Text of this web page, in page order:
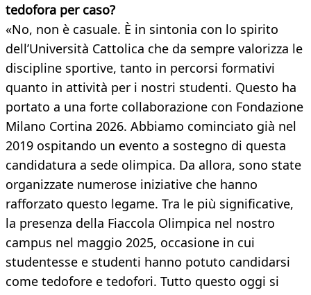
tedofora per caso?
«No, non è casuale. È in sintonia con lo spirito
dell’Università Cattolica che da sempre valorizza le
discipline sportive, tanto in percorsi formativi
quanto in attività per i nostri studenti. Questo ha
portato a una forte collaborazione con Fondazione
Milano Cortina 2026. Abbiamo cominciato già nel
2019 ospitando un evento a sostegno di questa
candidatura a sede olimpica. Da allora, sono state
organizzate numerose iniziative che hanno
rafforzato questo legame. Tra le più significative,
la presenza della Fiaccola Olimpica nel nostro
campus nel maggio 2025, occasione in cui
studentesse e studenti hanno potuto candidarsi
come tedofore e tedofori. Tutto questo oggi si